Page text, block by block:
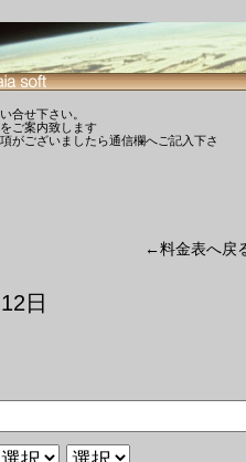
合せ下さい。
ご案内致します
がございましたら通信欄へご記入下さ
←料金表へ戻
日